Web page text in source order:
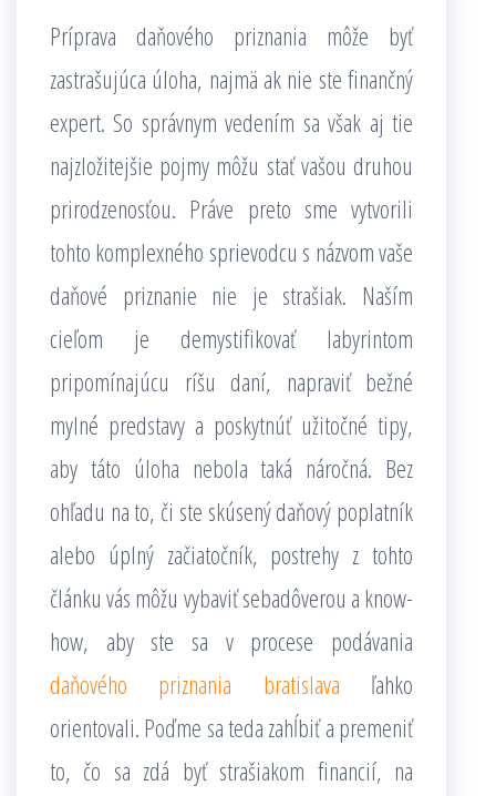
Príprava daňového priznania môže byť
zastrašujúca úloha, najmä ak nie ste finančný
expert. So správnym vedením sa však aj tie
najzložitejšie pojmy môžu stať vašou druhou
prirodzenosťou. Práve preto sme vytvorili
tohto komplexného sprievodcu s názvom vaše
daňové priznanie nie je strašiak. Naším
cieľom je demystifikovať labyrintom
pripomínajúcu ríšu daní, napraviť bežné
mylné predstavy a poskytnúť užitočné tipy,
aby táto úloha nebola taká náročná. Bez
ohľadu na to, či ste skúsený daňový poplatník
alebo úplný začiatočník, postrehy z tohto
článku vás môžu vybaviť sebadôverou a know-
how, aby ste sa v procese podávania
daňového priznania bratislava ľahko
orientovali. Poďme sa teda zahĺbiť a premeniť
to, čo sa zdá byť strašiakom financií, na